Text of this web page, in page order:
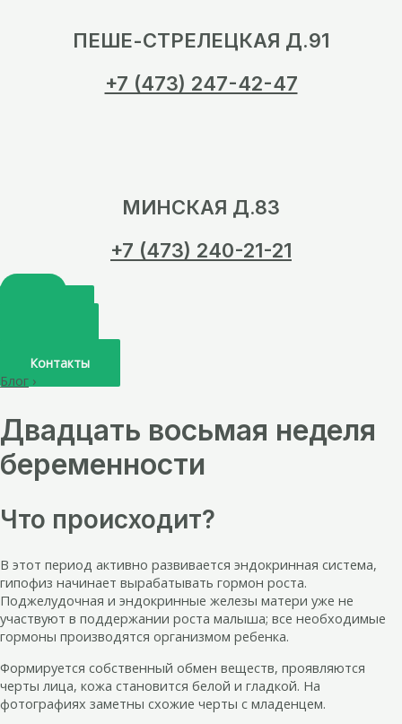
ПЕШЕ-СТРЕЛЕЦКАЯ Д.91
+7 (473) 247-42-47
МИНСКАЯ Д.83
+7 (473) 240-21-21
Контакты
Блог ›
Двадцать восьмая неделя
беременности
Что происходит?
В этот период активно развивается эндокринная система,
гипофиз начинает вырабатывать гормон роста.
Поджелудочная и эндокринные железы матери уже не
участвуют в поддержании роста малыша; все необходимые
гормоны производятся организмом ребенка.
Формируется собственный обмен веществ, проявляются
черты лица, кожа становится белой и гладкой. На
фотографиях заметны схожие черты с младенцем.